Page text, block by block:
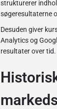
strukturerer
søgeresultaterne
Desuden giver
Analytics og
resultater over tid.